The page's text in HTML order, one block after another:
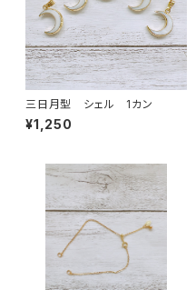
三日月型 シェル 1カン
¥1,250